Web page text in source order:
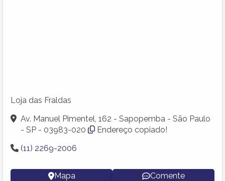
Loja das Fraldas
Av. Manuel Pimentel, 162 - Sapopemba - São Paulo
- SP - 03983-020
Endereço copiado!
(11) 2269-2006
Mapa Comente